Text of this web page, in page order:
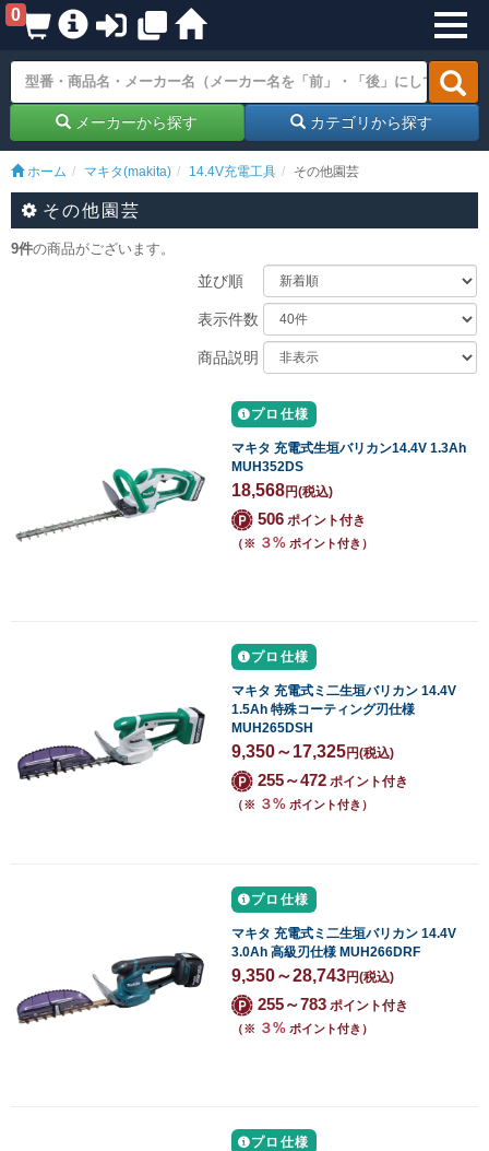
0
メーカーから探す カテゴリから探す
ホーム マキタ(makita) 14.4V充電工具 その他園芸
その他園芸
9件の商品がございます。
並び順
表示件数
商品説明
プロ仕様
マキタ 充電式生垣バリカン14.4V 1.3Ah
MUH352DS
18,568円(税込)
506 ポイント付き
（※ ３% ポイント付き）
プロ仕様
マキタ 充電式ミ二生垣バリカン 14.4V
1.5Ah 特殊コーティング刃仕様
MUH265DSH
9,350～17,325円(税込)
255～472 ポイント付き
（※ ３% ポイント付き）
プロ仕様
マキタ 充電式ミ二生垣バリカン 14.4V
3.0Ah 高級刃仕様 MUH266DRF
9,350～28,743円(税込)
255～783 ポイント付き
（※ ３% ポイント付き）
プロ仕様